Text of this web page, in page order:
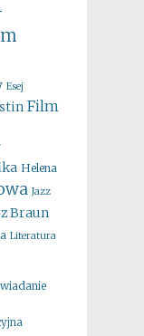
Esej
Film
Helena
Jazz
Braun
Literatura